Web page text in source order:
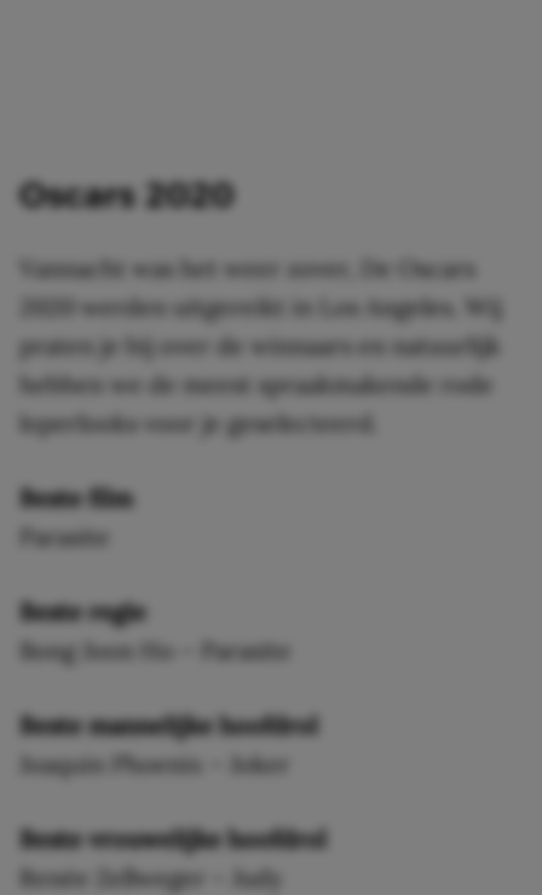
Oscars 2020
Vannacht was het weer zover, De Oscars
2020 werden uitgereikt in Los Angeles. Wij
praten je bij over de winnaars en natuurlijk
hebben we de meest spraakmakende rode
loperlooks voor je geselecteerd.
Beste film
Parasite
Beste regie
Bong Joon Ho – Parasite
Beste mannelijke hoofdrol
Joaquin Phoenix – Joker
Beste vrouwelijke hoofdrol
Renée Zellweger – Judy